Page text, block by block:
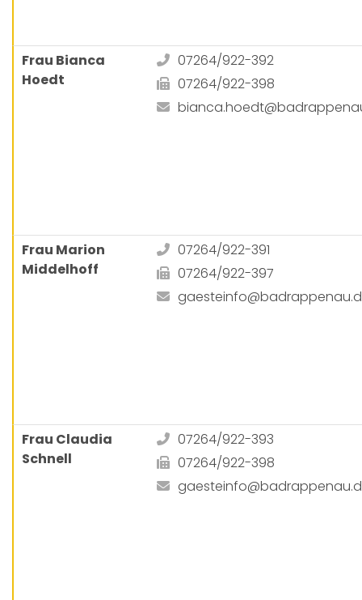
Frau Bianca
Hoedt
07264/922-392
07264/922-398
Frau Marion
Middelhoff
07264/922-391
07264/922-397
Frau Claudia
Schnell
07264/922-393
07264/922-398